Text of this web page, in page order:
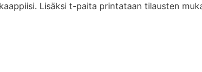
Lisäksi t-paita printataan tilausten